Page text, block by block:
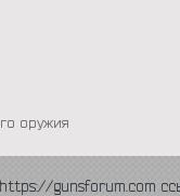
оружия
gunsforum.com